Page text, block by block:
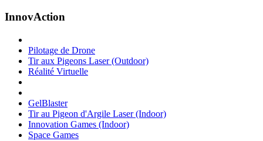
InnovAction
Pilotage de Drone
Tir aux Pigeons Laser (Outdoor)
Réalité Virtuelle
GelBlaster
Tir au Pigeon d'Argile Laser (Indoor)
Innovation Games (Indoor)
Space Games